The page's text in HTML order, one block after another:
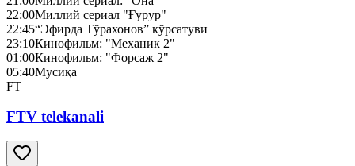
22:00Миллий сериал "Ғурур"
22:45“Эфирда Тўрахонов” кўрсатуви
23:10Кинофильм: "Механик 2"
01:00Кинофильм: "Форсаж 2"
05:40Мусиқа
FT
FTV telekanali